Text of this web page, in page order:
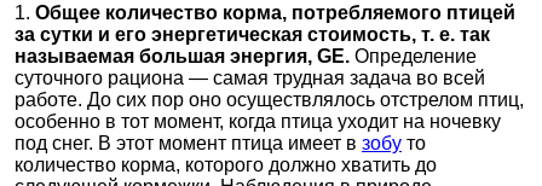
1. Общее количество корма, потребляемого птицей
за сутки и его энергетическая стоимость, т. е. так
называемая большая энергия, GE. Определение
суточного рациона — самая трудная задача во всей
работе. До сих пор оно осуществлялось отстрелом птиц,
особенно в тот момент, когда птица уходит на ночевку
под снег. В этот момент птица имеет в зобу то
количество корма, которого должно хватить до